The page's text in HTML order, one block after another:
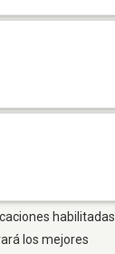
habilitadas.
los mejores